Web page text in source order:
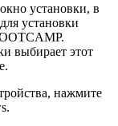
установки, в
установки
выбирает этот
нажмите